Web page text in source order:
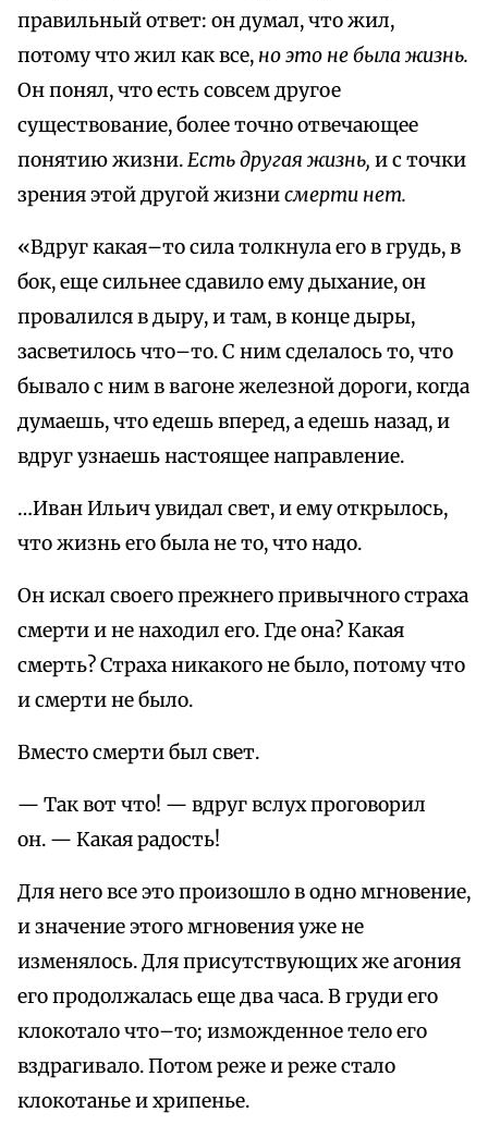
правильный ответ: он думал, что жил,
потому что жил как все, но это не была жизнь.
Он понял, что есть совсем другое
существование, более точно отвечающее
понятию жизни.Есть другая жизнь, и с точки
зрения этой другой жизнисмерти нет.
«Вдруг какая–то сила толкнула его в грудь, в
бок, еще сильнее сдавило ему дыхание, он
провалился в дыру, и там, в конце дыры,
засветилось что–то. С ним сделалось то, что
бывало с ним в вагоне железной дороги, когда
думаешь, что едешь вперед, а едешь назад, и
вдруг узнаешь настоящее направление.
…Иван Ильич увидал свет, и ему открылось,
что жизнь его была не то, что надо.
Он искал своего прежнего привычного страха
смерти и не находил его. Где она? Какая
смерть? Страха никакого не было, потому что
и смерти не было.
Вместо смерти был свет.
— Так вот что! — вдруг вслух проговорил
он. — Какая радость!
Для него все это произошло в одно мгновение,
и значение этого мгновения уже не
изменялось. Для присутствующих же агония
его продолжалась еще два часа. В груди его
клокотало что–то; изможденное тело его
вздрагивало. Потом реже и реже стало
клокотанье и хрипенье.